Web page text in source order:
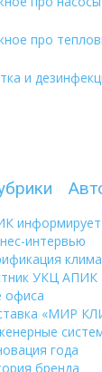
про
и
информирует
интервью
УКЦ АПИК
офиса
«МИР
года
бренда